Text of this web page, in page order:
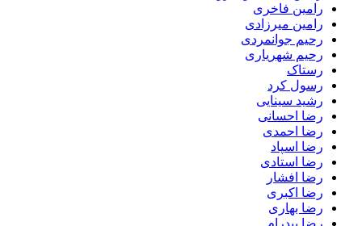
رامین فاخری
رامین میرزادی
رحیم جوانمردی
رحیم شهریاری
رستاک
رسول کرد
رشید سینایی
رضا احسانی
رضا احمدی
رضا اسپاد
رضا استادی
رضا افشار
رضا اکبری
رضا بهاری
رضا بیدرام